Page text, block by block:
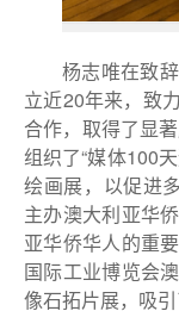
杨志唯在致
立近20年来，致
合作，取得了显
组织了“媒体100
绘画展，以促进
主办澳大利亚华
亚华侨华人的重
国际工业博览会
像石拓片展，吸